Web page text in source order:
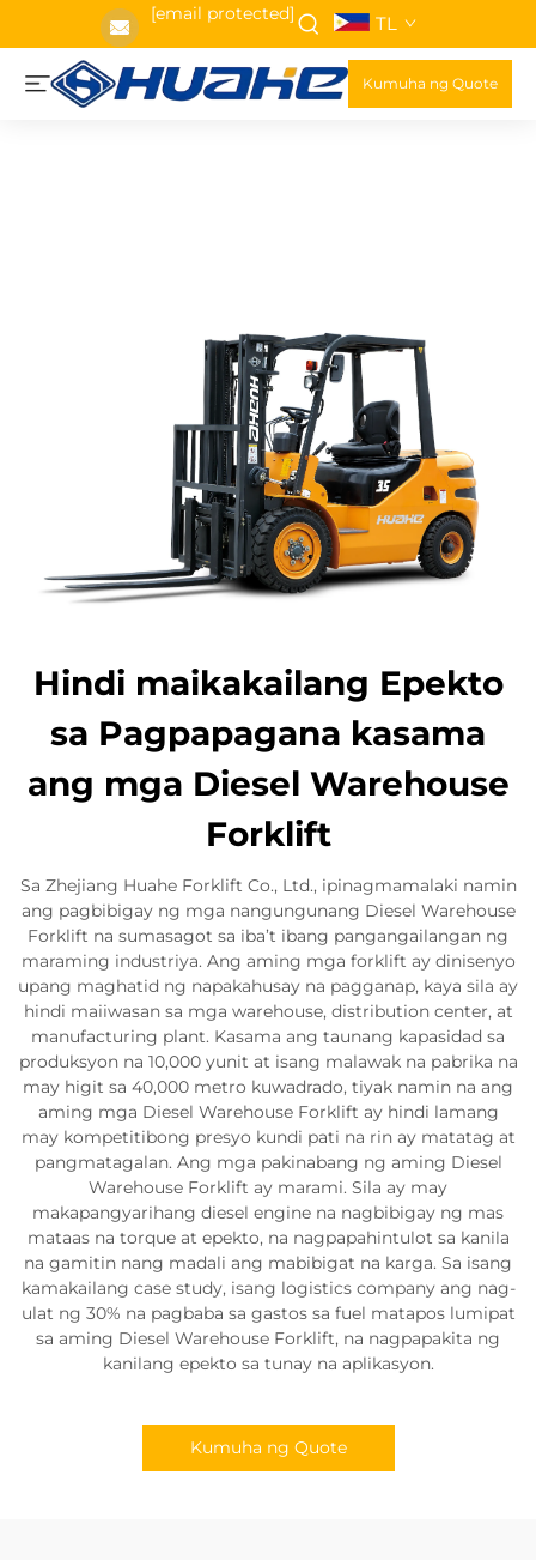
[email protected] TL
Kumuha ng Quote
Hindi maikakailang Epekto
sa Pagpapagana kasama
ang mga Diesel Warehouse
Forklift
Sa Zhejiang Huahe Forklift Co., Ltd., ipinagmamalaki namin
ang pagbibigay ng mga nangungunang Diesel Warehouse
Forklift na sumasagot sa iba’t ibang pangangailangan ng
maraming industriya. Ang aming mga forklift ay dinisenyo
upang maghatid ng napakahusay na pagganap, kaya sila ay
hindi maiiwasan sa mga warehouse, distribution center, at
manufacturing plant. Kasama ang taunang kapasidad sa
produksyon na 10,000 yunit at isang malawak na pabrika na
may higit sa 40,000 metro kuwadrado, tiyak namin na ang
aming mga Diesel Warehouse Forklift ay hindi lamang
may kompetitibong presyo kundi pati na rin ay matatag at
pangmatagalan. Ang mga pakinabang ng aming Diesel
Warehouse Forklift ay marami. Sila ay may
makapangyarihang diesel engine na nagbibigay ng mas
mataas na torque at epekto, na nagpapahintulot sa kanila
na gamitin nang madali ang mabibigat na karga. Sa isang
kamakailang case study, isang logistics company ang nag-
ulat ng 30% na pagbaba sa gastos sa fuel matapos lumipat
sa aming Diesel Warehouse Forklift, na nagpapakita ng
kanilang epekto sa tunay na aplikasyon.
Kumuha ng Quote